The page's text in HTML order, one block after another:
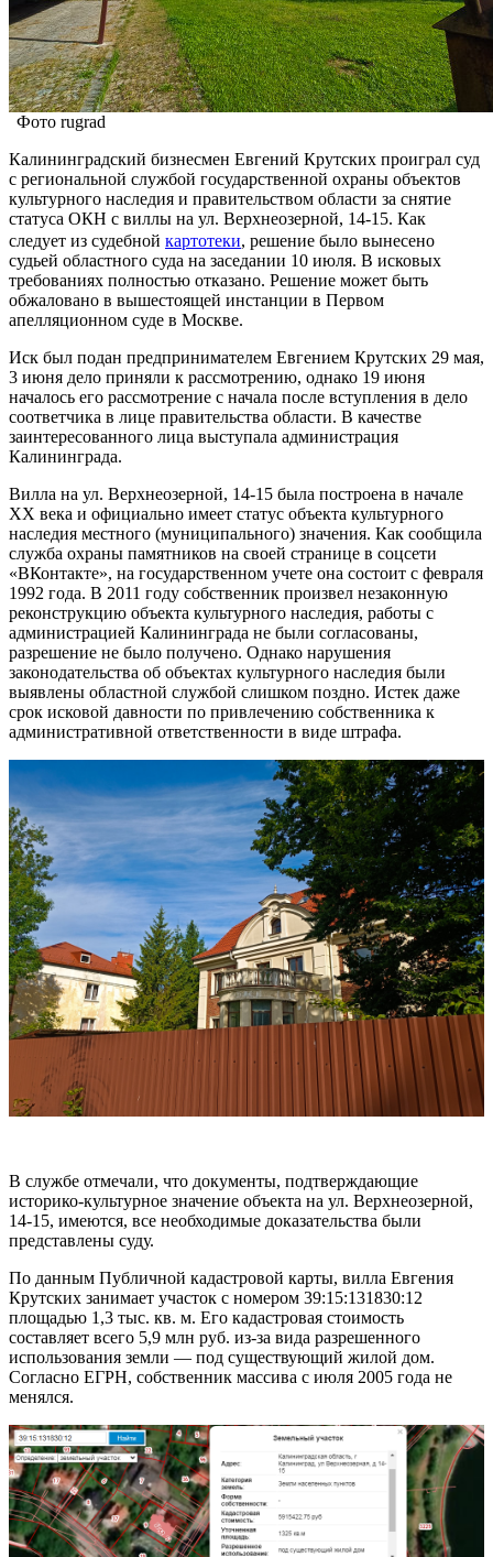
Фото rugrad
Калининградский бизнесмен Евгений Крутских проиграл суд
с региональной службой государственной охраны объектов
культурного наследия и правительством области за снятие
статуса ОКН с виллы на ул. Верхнеозерной, 14-15. Как
следует из судебной картотеки, решение было вынесено
судьей областного суда на заседании 10 июля. В исковых
требованиях полностью отказано. Решение может быть
обжаловано в вышестоящей инстанции в Первом
апелляционном суде в Москве.
Иск был подан предпринимателем Евгением Крутских 29 мая,
3 июня дело приняли к рассмотрению, однако 19 июня
началось его рассмотрение с начала после вступления в дело
соответчика в лице правительства области. В качестве
заинтересованного лица выступала администрация
Калининграда.
Вилла на ул. Верхнеозерной, 14-15 была построена в начале
XX века и официально имеет статус объекта культурного
наследия местного (муниципального) значения. Как сообщила
служба охраны памятников на своей странице в соцсети
«ВКонтакте», на государственном учете она состоит с февраля
1992 года. В 2011 году собственник произвел незаконную
реконструкцию объекта культурного наследия, работы с
администрацией Калининграда не были согласованы,
разрешение не было получено. Однако нарушения
законодательства об объектах культурного наследия были
выявлены областной службой слишком поздно. Истек даже
срок исковой давности по привлечению собственника к
административной ответственности в виде штрафа.
В службе отмечали, что документы, подтверждающие
историко-культурное значение объекта на ул. Верхнеозерной,
14-15, имеются, все необходимые доказательства были
представлены суду.
По данным Публичной кадастровой карты, вилла Евгения
Крутских занимает участок с номером 39:15:131830:12
площадью 1,3 тыс. кв. м. Его кадастровая стоимость
составляет всего 5,9 млн руб. из-за вида разрешенного
использования земли — под существующий жилой дом.
Согласно ЕГРН, собственник массива с июля 2005 года не
менялся.